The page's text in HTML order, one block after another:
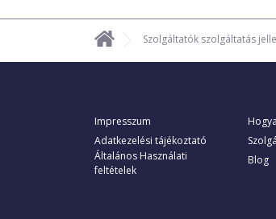
Szolgáltatók szolgáltatás
Impresszum
Adatkezelési tájékoztató
Általános Használati
feltételek
Blog